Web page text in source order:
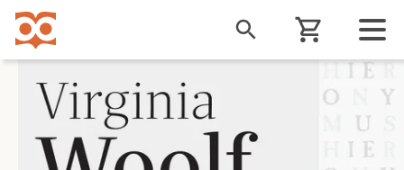
Liigu
edasi
põhisisu
juurde